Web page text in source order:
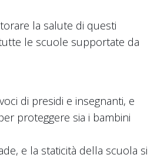
la salute di questi
le scuole supportate da
di presidi e insegnanti, e
proteggere sia i bambini
e la staticità della scuola si